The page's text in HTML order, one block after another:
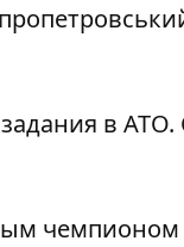
в АТО.
чемпионом